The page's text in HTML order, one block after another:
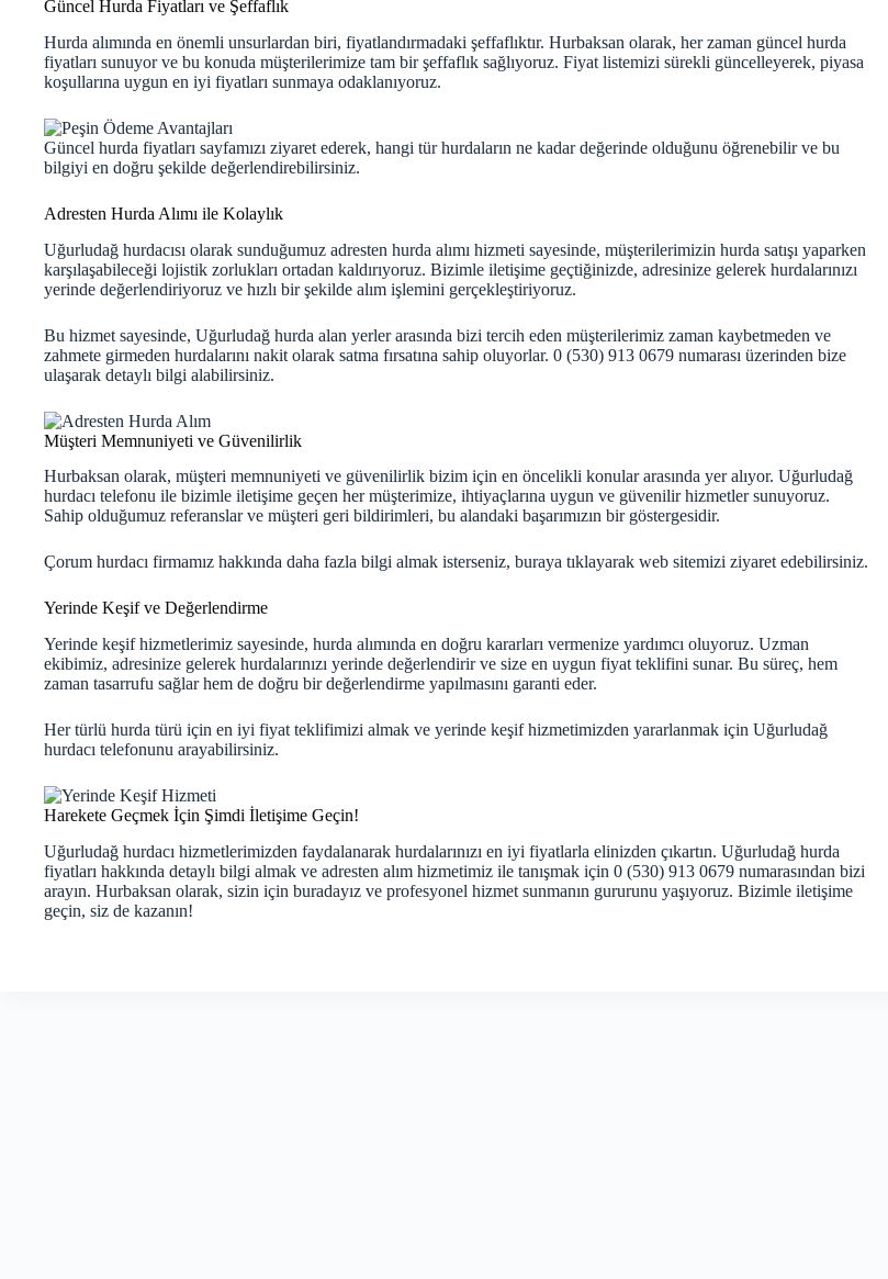
Güncel Hurda Fiyatları ve Şeffaflık
Hurda alımında en önemli unsurlardan biri, fiyatlandırmadaki şeffaflıktır. Hurbaksan olarak, her zaman güncel hurda
fiyatları sunuyor ve bu konuda müşterilerimize tam bir şeffaflık sağlıyoruz. Fiyat listemizi sürekli güncelleyerek, piyasa
koşullarına uygun en iyi fiyatları sunmaya odaklanıyoruz.
Güncel hurda fiyatları sayfamızı ziyaret ederek, hangi tür hurdaların ne kadar değerinde olduğunu öğrenebilir ve bu
bilgiyi en doğru şekilde değerlendirebilirsiniz.
Adresten Hurda Alımı ile Kolaylık
Uğurludağ hurdacısı olarak sunduğumuz adresten hurda alımı hizmeti sayesinde, müşterilerimizin hurda satışı yaparken
karşılaşabileceği lojistik zorlukları ortadan kaldırıyoruz. Bizimle iletişime geçtiğinizde, adresinize gelerek hurdalarınızı
yerinde değerlendiriyoruz ve hızlı bir şekilde alım işlemini gerçekleştiriyoruz.
Bu hizmet sayesinde, Uğurludağ hurda alan yerler arasında bizi tercih eden müşterilerimiz zaman kaybetmeden ve
zahmete girmeden hurdalarını nakit olarak satma fırsatına sahip oluyorlar. 0 (530) 913 0679 numarası üzerinden bize
ulaşarak detaylı bilgi alabilirsiniz.
Müşteri Memnuniyeti ve Güvenilirlik
Hurbaksan olarak, müşteri memnuniyeti ve güvenilirlik bizim için en öncelikli konular arasında yer alıyor. Uğurludağ
hurdacı telefonu ile bizimle iletişime geçen her müşterimize, ihtiyaçlarına uygun ve güvenilir hizmetler sunuyoruz.
Sahip olduğumuz referanslar ve müşteri geri bildirimleri, bu alandaki başarımızın bir göstergesidir.
Çorum hurdacı firmamız hakkında daha fazla bilgi almak isterseniz, buraya tıklayarak web sitemizi ziyaret edebilirsiniz.
Yerinde Keşif ve Değerlendirme
Yerinde keşif hizmetlerimiz sayesinde, hurda alımında en doğru kararları vermenize yardımcı oluyoruz. Uzman
ekibimiz, adresinize gelerek hurdalarınızı yerinde değerlendirir ve size en uygun fiyat teklifini sunar. Bu süreç, hem
zaman tasarrufu sağlar hem de doğru bir değerlendirme yapılmasını garanti eder.
Her türlü hurda türü için en iyi fiyat teklifimizi almak ve yerinde keşif hizmetimizden yararlanmak için Uğurludağ
hurdacı telefonunu arayabilirsiniz.
Harekete Geçmek İçin Şimdi İletişime Geçin!
Uğurludağ hurdacı hizmetlerimizden faydalanarak hurdalarınızı en iyi fiyatlarla elinizden çıkartın. Uğurludağ hurda
fiyatları hakkında detaylı bilgi almak ve adresten alım hizmetimiz ile tanışmak için 0 (530) 913 0679 numarasından bizi
arayın. Hurbaksan olarak, sizin için buradayız ve profesyonel hizmet sunmanın gururunu yaşıyoruz. Bizimle iletişime
geçin, siz de kazanın!